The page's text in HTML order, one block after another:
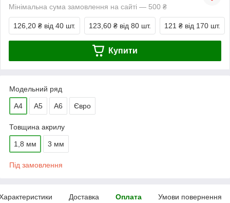
Мінімальна сума замовлення на сайті — 500 ₴
126,20 ₴ від 40 шт. 123,60 ₴ від 80 шт. 121 ₴ від 170 шт.
Купити
Модельний ряд
А4 А5 А6 Євро
Товщина акрилу
1,8 мм 3 мм
Під замовлення
Доставка Оплата Умови повернення